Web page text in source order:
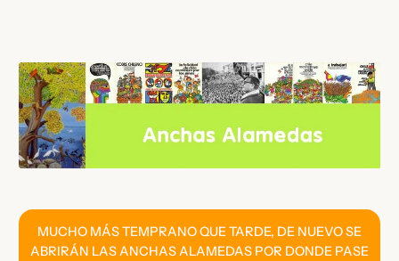
contenido
MUCHO MÁS TEMPRANO QUE TARDE, DE NUEVO SE
ABRIRÁN LAS ANCHAS ALAMEDAS POR DONDE PASE